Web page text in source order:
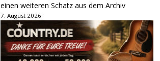
einen weiteren Schatz aus dem Archiv
7. August 2026